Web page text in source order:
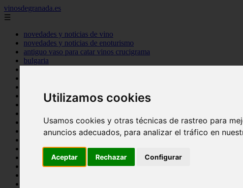
Utilizamos cookies
Usamos cookies y otras técnicas de rastreo para
anuncios adecuados, para analizar el tráfico en
Aceptar Rechazar Configurar
vinosdegranada.es
☰
novedades y noticias de vino
novedades y noticias de enoturismo
antiguo vaso para catar vinos crucigrama
bulgaria
Córdoba - córdoba
Barcelona - barcelona
Ciudad-real - montiel
Santa-cruz-de-tenerife - guía-de-isora
La-rioja - casalarreina
Almería - roquetas-de-mar
Madrid - pozuelo-de-alarcón